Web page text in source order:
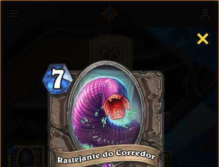
Cards Padrão
COMPRAR PACOTES DE CARDS
✕